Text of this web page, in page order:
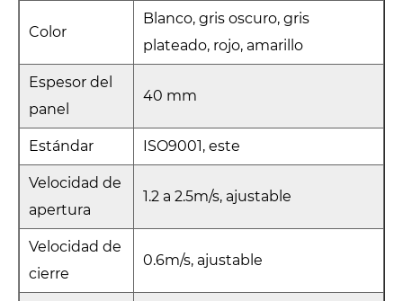
Color
Blanco, gris oscuro, gris
plateado, rojo, amarillo
Espesor del
panel
40 mm
Estándar ISO9001, este
Velocidad de
apertura
1.2 a 2.5m/s, ajustable
Velocidad de
cierre
0.6m/s, ajustable